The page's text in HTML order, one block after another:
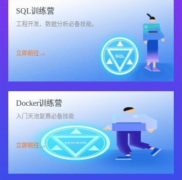
SQL训练营
工程开发、数据分析必备技能。
立即前往
Docker训练营
入门天池复赛必备技能
立即前往